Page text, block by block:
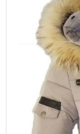
afbeeldingen-
gallerij